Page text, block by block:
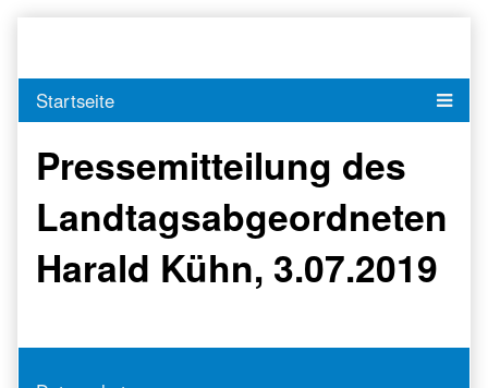
content
Pressemitteilung des
Landtagsabgeordneten
Harald Kühn, 3.07.2019